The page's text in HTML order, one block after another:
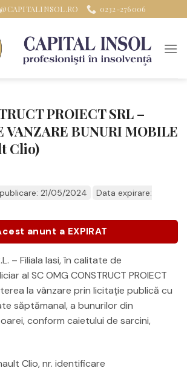
0232-276006
PROIECT SRL –
VANZARE BUNURI MOBILE
Clio)
21/05/2024
Data expirare:
anunt a EXPIRAT
– Filiala Iasi, în calitate de
al SC OMG CONSTRUCT PROIECT
la vânzare prin licitaţie publică cu
săptămanal, a bunurilor din
conform caietului de sarcini,
Clio, nr. identificare